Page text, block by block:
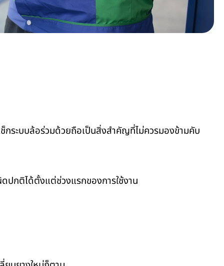
ช็กระบบล้อร่วมด้วยถือเป็นสิ่งสำคัญที่ไม่ควรมองข้ามคับ
ปกติได้ตั้งแต่ช่วงแรกของการใช้งาน